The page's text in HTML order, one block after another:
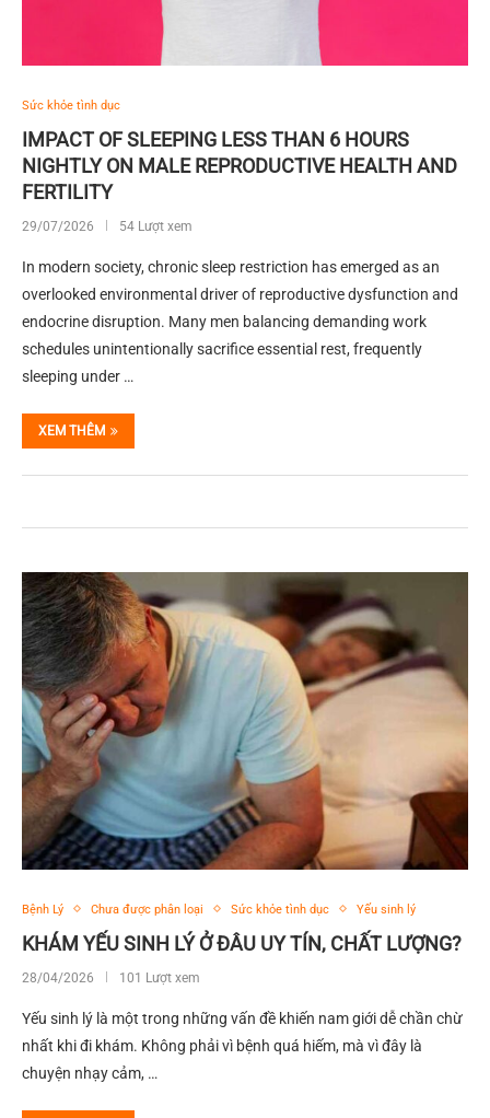
Sức khỏe tình dục
IMPACT OF SLEEPING LESS THAN 6 HOURS
NIGHTLY ON MALE REPRODUCTIVE HEALTH AND
FERTILITY
29/07/2026 54 Lượt xem
In modern society, chronic sleep restriction has emerged as an
overlooked environmental driver of reproductive dysfunction and
endocrine disruption. Many men balancing demanding work
schedules unintentionally sacrifice essential rest, frequently
sleeping under …
XEM THÊM
Bệnh Lý Chưa được phân loại Sức khỏe tình dục Yếu sinh lý
KHÁM YẾU SINH LÝ Ở ĐÂU UY TÍN, CHẤT LƯỢNG?
28/04/2026 101 Lượt xem
Yếu sinh lý là một trong những vấn đề khiến nam giới dễ chần chừ
nhất khi đi khám. Không phải vì bệnh quá hiếm, mà vì đây là
chuyện nhạy cảm, …